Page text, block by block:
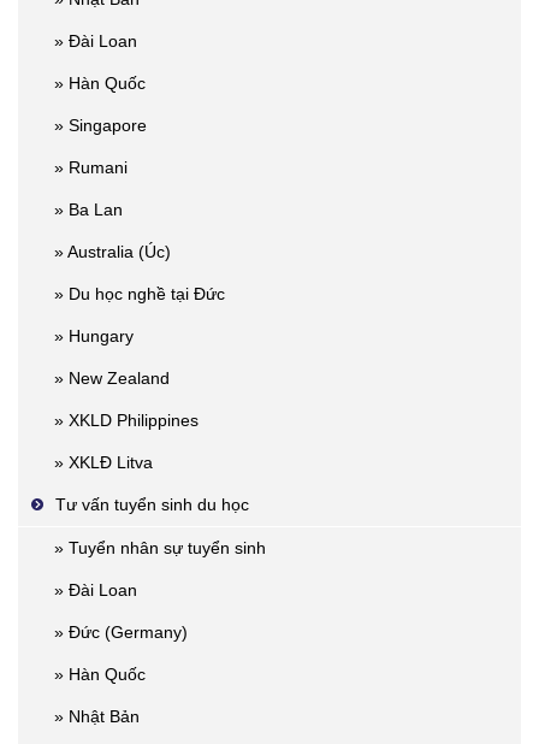
» Đài Loan
» Hàn Quốc
» Singapore
» Rumani
» Ba Lan
» Australia (Úc)
» Du học nghề tại Đức
» Hungary
» New Zealand
» XKLD Philippines
» XKLĐ Litva
Tư vấn tuyển sinh du học
» Tuyển nhân sự tuyển sinh
» Đài Loan
» Đức (Germany)
» Hàn Quốc
» Nhật Bản